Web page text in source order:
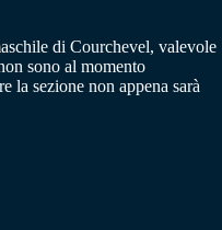
di Courchevel, valevole
sono al momento
la sezione non appena sarà